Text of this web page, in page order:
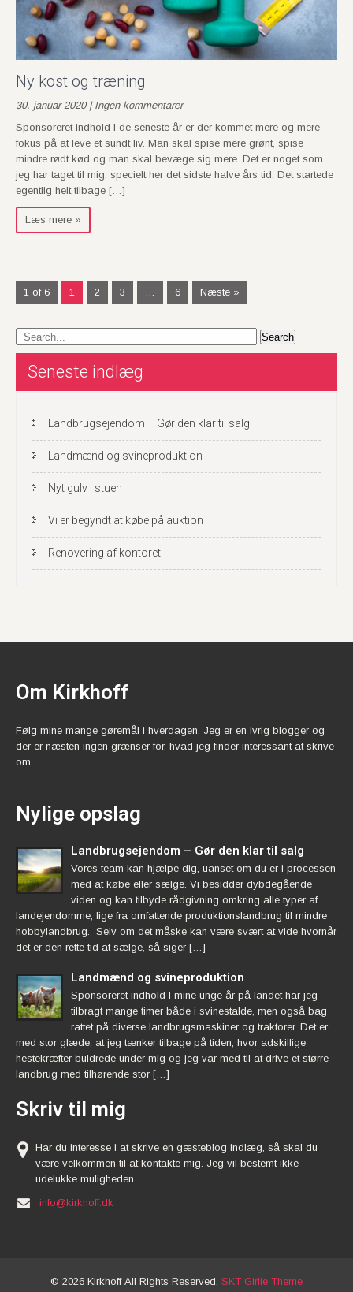
Ny kost og træning
30. januar 2020 | Ingen kommentarer
Sponsoreret indhold I de seneste år er der kommet mere og mere
fokus på at leve et sundt liv. Man skal spise mere grønt, spise
mindre rødt kød og man skal bevæge sig mere. Det er noget som
jeg har taget til mig, specielt her det sidste halve års tid. Det startede
egentlig helt tilbage […]
Læs mere »
1 of 6 1 2 3 … 6 Næste »
Seneste indlæg
Landbrugsejendom – Gør den klar til salg
Landmænd og svineproduktion
Nyt gulv i stuen
Vi er begyndt at købe på auktion
Renovering af kontoret
Om Kirkhoff
Følg mine mange gøremål i hverdagen. Jeg er en ivrig blogger og
der er næsten ingen grænser for, hvad jeg finder interessant at skrive
om.
Nylige opslag
Landbrugsejendom – Gør den klar til salg
Vores team kan hjælpe dig, uanset om du er i processen
med at købe eller sælge. Vi besidder dybdegående
viden og kan tilbyde rådgivning omkring alle typer af
landejendomme, lige fra omfattende produktionslandbrug til mindre
hobbylandbrug. Selv om det måske kan være svært at vide hvornår
det er den rette tid at sælge, så siger […]
Landmænd og svineproduktion
Sponsoreret indhold I mine unge år på landet har jeg
tilbragt mange timer både i svinestalde, men også bag
rattet på diverse landbrugsmaskiner og traktorer. Det er
med stor glæde, at jeg tænker tilbage på tiden, hvor adskillige
hestekræfter buldrede under mig og jeg var med til at drive et større
landbrug med tilhørende stor […]
Skriv til mig
Har du interesse i at skrive en gæsteblog indlæg, så skal du
være velkommen til at kontakte mig. Jeg vil bestemt ikke
udelukke muligheden.
info@kirkhoff.dk
© 2026 Kirkhoff All Rights Reserved. SKT Girlie Theme